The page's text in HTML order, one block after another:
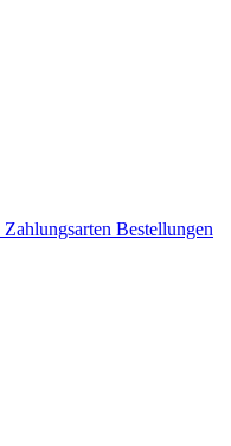
Zahlungsarten Bestellungen